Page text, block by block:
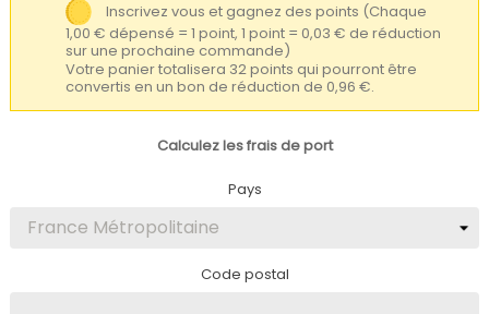
Inscrivez vous et gagnez des points (Chaque
1,00 € dépensé = 1 point, 1 point = 0,03 € de réduction
sur une prochaine commande)
Votre panier totalisera 32 points qui pourront être
convertis en un bon de réduction de 0,96 €.
Calculez les frais de port
Pays
Code postal